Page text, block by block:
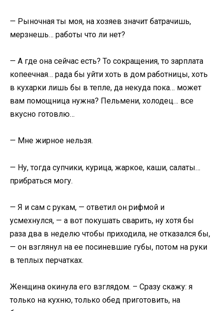
— Рыночная ты моя, на хозяев значит батрачишь,
мерзнешь… работы что ли нет?
— А где она сейчас есть? То сокращения, то зарплата
копеечная… рада бы уйти хоть в дом работницы, хоть
в кухарки лишь бы в тепле, да некуда пока… может
вам помощница нужна? Пельмени, холодец… все
вкусно готовлю…
— Мне жирное нельзя.
— Ну, тогда супчики, курица, жаркое, каши, салаты…
прибраться могу.
— Я и сам с рукам, — ответил он рифмой и
усмехнулся, — а вот покушать сварить, ну хотя бы
раза два в неделю чтобы приходила, не отказался бы,
— он взглянул на ее посиневшие губы, потом на руки
в теплых перчатках.
Женщина окинула его взглядом. – Сразу скажу: я
только на кухню, только обед приготовить, на